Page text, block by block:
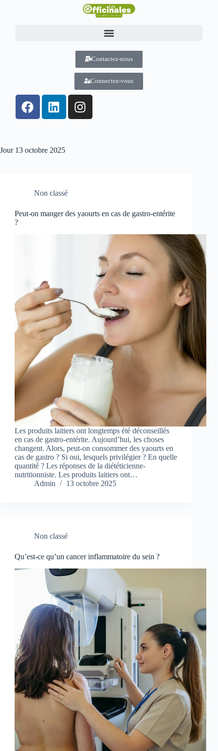
Contactez-nous
Connectez-vous
Jour13 octobre 2025
Non classé
Peut-on manger des yaourts en cas de gastro-entérite
?
Les produits laitiers ont longtemps été déconseillés
en cas de gastro-entérite. Aujourd’hui, les choses
changent. Alors, peut-on consommer des yaourts en
cas de gastro ? Si oui, lesquels privilégier ? En quelle
quantité ? Les réponses de la diététicienne-
nutritionniste. Les produits laitiers ont…
Admin
13 octobre 2025
Non classé
Qu’est-ce qu’un cancer inflammatoire du sein ?